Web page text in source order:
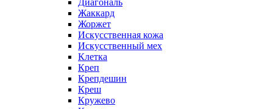
Диагональ
Жаккард
Жоржет
Искусственная кожа
Искусственный мех
Клетка
Креп
Крепдешин
Креш
Кружево